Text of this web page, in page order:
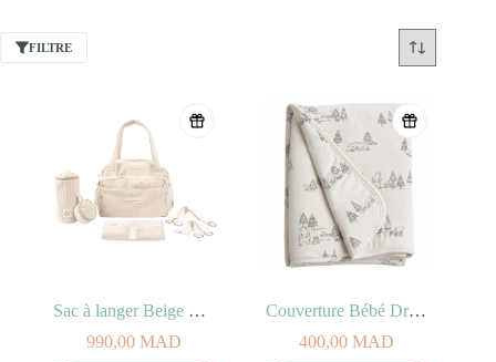
FILTRE
Sac à langer Beige – Fluffy Doomoo
990,00 MAD
Couverture Bébé Dream 75X100 Bear Family Grey
400,00 MAD